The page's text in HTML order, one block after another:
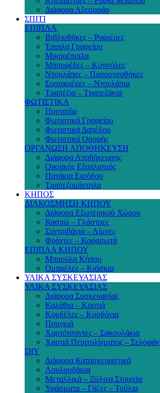
Διάφορα Αξεσουάρ
ΣΠΙΤΙ
ΕΠΙΠΛΑ
Βιβλιοθήκες – Ραφιέρες
Έπιπλα Γραφείου
Μικροέπιπλα
Μπουφέδες – Κονσόλες
Ντουλάπες – Παπουτσοθήκες
Συρταριέρες – Ντουλάπια
Τραπέζια – Τραπεζάκια
ΦΩΤΙΣΤΙΚΑ
Πορτατίφ
Φωτιστικά Γραφείου
Φωτιστικά Δαπέδου
Φωτιστικά Οροφής
ΟΡΓΑΝΩΣΗ ΑΠΟΘΗΚΕΥΣΗ
Διάφορα Αποθήκευσης
Οικιακός Εξοπλισμός
Πατάκια Εισόδου
Τραπεζομάντηλα
ΚΗΠΟΣ
ΔΙΑΚΟΣΜΗΣΗ ΚΗΠΟΥ
Διάφορα Εξωτερικού Χώρου
Κασπώ – Γλάστρες
Συντριβάνια – Λίμνες
Φράχτες – Καφασωτά
ΕΠΙΠΛΑ ΚΗΠΟΥ
Μπαούλα Κήπου
Ομπρέλες – Κιόσκια
ΥΛΙΚΑ ΣΥΣΚΕΥΑΣΙΑΣ
ΥΛΙΚΑ ΣΥΣΚΕΥΑΣΙΑΣ
Διάφορα Συσκευασίας
Καλάθια – Κουτιά
Κορδέλες – Κορδόνια
Πουγκιά
Χαρτότσαντες – Σακουλάκια
Χαρτιά Περιτυλίγματος – Σελοφάν
DIY
Διάφορα Κατασκευαστικά
Λουλουδάκια
Μεταλλικά – Ξύλινα Στοιχεία
Υφάσματα – Γάζες – Τούλια